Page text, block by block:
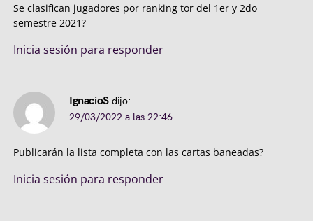
Se clasifican jugadores por ranking tor del 1er y 2do
semestre 2021?
Inicia sesión para responder
IgnacioS dijo:
29/03/2022 a las 22:46
Publicarán la lista completa con las cartas baneadas?
Inicia sesión para responder